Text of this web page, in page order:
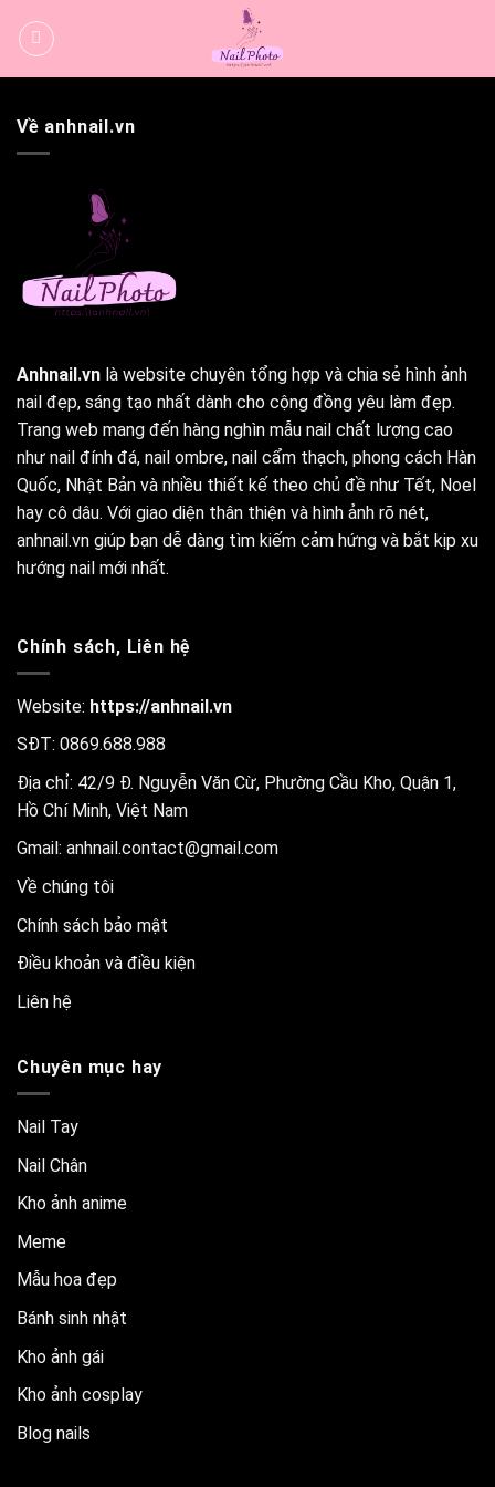
qua
Về anhnail.vn
Anhnail.vn là website chuyên tổng hợp và chia sẻ hình ảnh
nail đẹp, sáng tạo nhất dành cho cộng đồng yêu làm đẹp.
Trang web mang đến hàng nghìn mẫu nail chất lượng cao
như nail đính đá, nail ombre, nail cẩm thạch, phong cách Hàn
Quốc, Nhật Bản và nhiều thiết kế theo chủ đề như Tết, Noel
hay cô dâu. Với giao diện thân thiện và hình ảnh rõ nét,
anhnail.vn giúp bạn dễ dàng tìm kiếm cảm hứng và bắt kịp xu
hướng nail mới nhất.
Chính sách, Liên hệ
Website: https://anhnail.vn
SĐT: 0869.688.988
Địa chỉ: 42/9 Đ. Nguyễn Văn Cừ, Phường Cầu Kho, Quận 1,
Hồ Chí Minh, Việt Nam
Gmail: anhnail.contact@gmail.com
Về chúng tôi
Chính sách bảo mật
Điều khoản và điều kiện
Liên hệ
Chuyên mục hay
Nail Tay
Nail Chân
Kho ảnh anime
Meme
Mẫu hoa đẹp
Bánh sinh nhật
Kho ảnh gái
Kho ảnh cosplay
Blog nails